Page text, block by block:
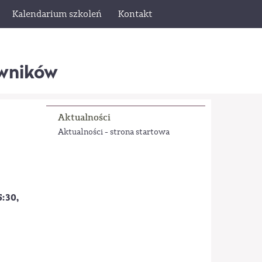
Kalendarium szkoleń Kontakt
Aktualności
Aktualności - strona startowa